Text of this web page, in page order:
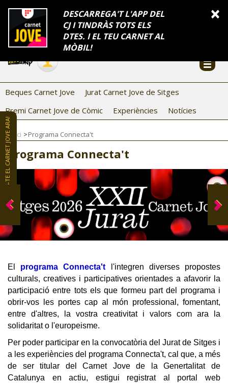
×
DESCARREGA'T L'APP DEL
CJ I TINDRÀS TOTS ELS
DTES. I EL TEU CARNET AL
MÒBIL!
Català
Temes
Serveis Generalitat Catalunya Seu electrònica
FES-TE EL CJ
COL·LABORADORS
CONTACTE
CJ ADOLESCENTS
CJ EMANCIPACIÓ
CJ SALUT
CJ INTERNACIONAL
CJ LOCAL
Beques Carnet Jove
Jurat Carnet Jove de Sitges
Premi Carnet Jove de Còmic
Experiències Notícies
Inici Programa Connecta't
Programa Connecta't
El programa Connecta't
l'integren diverses propostes
culturals, creatives i participatives orientades a afavorir la
participació entre tots els que formeu part del programa i
obrir-vos les portes cap al món professional, fomentant,
entre d'altres, la vostra creativitat i valors com ara la
solidaritat o l'europeisme.
Per poder participar en la convocatòria del Jurat de Sitges i
a les experiències del programa Connecta't, cal que, a més
de ser titular del Carnet Jove de la Genertalitat de
Catalunya en actiu, estigui registrat al portal web
FES-TE EL CARNET JOVE ARA!